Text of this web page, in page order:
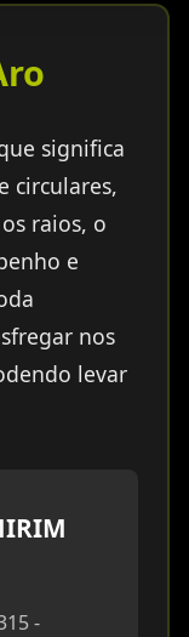
significa
circulares,
raios, o
e
nos
levar
-